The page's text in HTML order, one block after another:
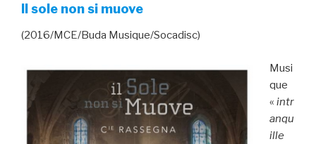
Il sole non si muove
(2016/MCE/Buda Musique/Socadisc)
Musi
que
« intr
anqu
ille